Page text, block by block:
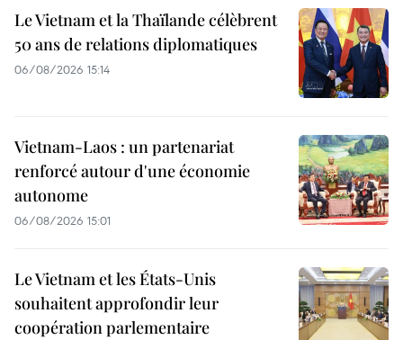
Le Vietnam et la Thaïlande célèbrent
50 ans de relations diplomatiques
06/08/2026 15:14
Vietnam-Laos : un partenariat
renforcé autour d'une économie
autonome
06/08/2026 15:01
Le Vietnam et les États-Unis
souhaitent approfondir leur
coopération parlementaire